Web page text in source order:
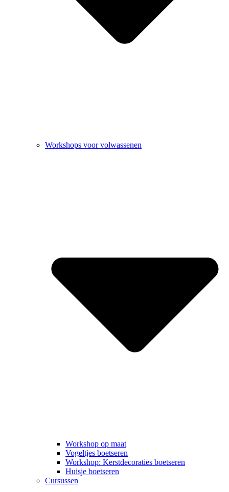
Workshops voor volwassenen
Workshop op maat
Vogeltjes boetseren
Workshop: Kerstdecoraties boetseren
Huisje boetseren
Cursussen